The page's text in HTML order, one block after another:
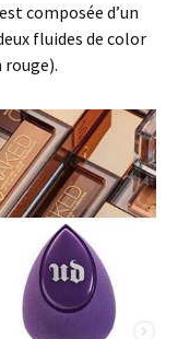
composée d’un
fluides de color